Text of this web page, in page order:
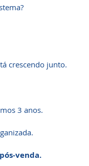
crescendo junto.
3 anos.
venda.